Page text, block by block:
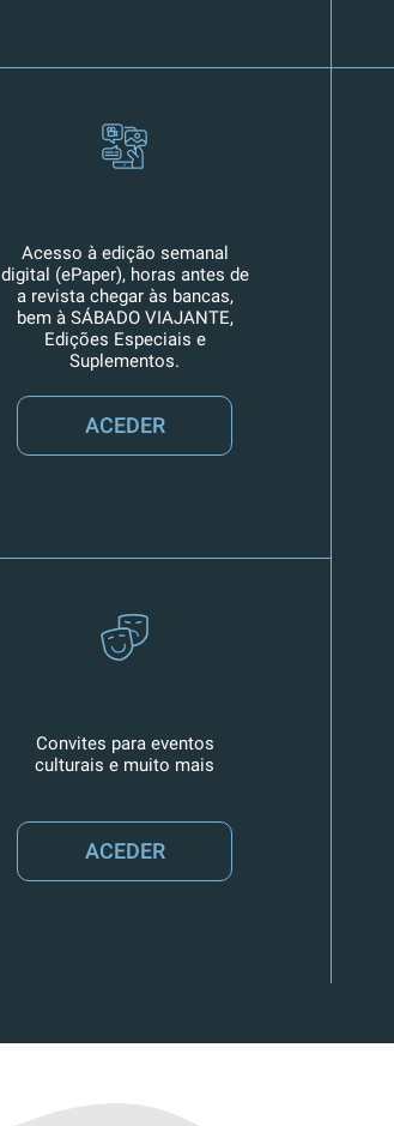
Acesso à edição semanal
digital (ePaper), horas antes de
a revista chegar às bancas,
bem à SÁBADO VIAJANTE,
Edições Especiais e
Suplementos.
ACEDER
Convites para eventos
culturais e muito mais
ACEDER